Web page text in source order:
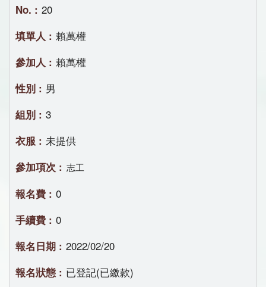
20
賴萬權
賴萬權
男
3
未提供
志工
0
0
2022/02/20
已登記(已繳款)